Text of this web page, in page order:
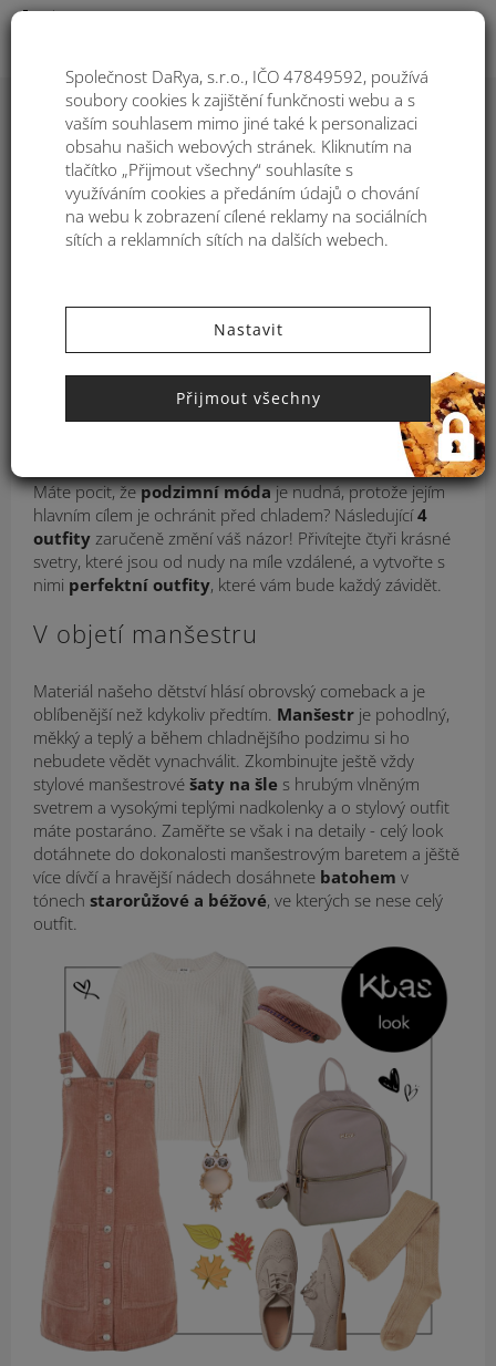
Svetr v hlavní roli:
dokonalé podzimní
outfity
Žádný kousek oblečení nepatří k podzimu více než teplý,
měkoučký svetr, který ochrání před studeným větrem, ale
zároveň vytvoří dokonalý outfit. Pokud i vy patříte mezi
milovnice velkých svetrů, čtěte dál a inspirujte se čtyřmi
Máte pocit, žepodzimní módaje nudná, protože jejím
hlavním cílem je ochránit před chladem? Následující4
outfity zaručeně změní váš názor! Přivítejte čtyři krásné
svetry, které jsou od nudy na míle vzdálené, a vytvořte s
nimi perfektní outfity, které vám bude každý závidět.
V objetí manšestru
Materiál našeho dětství hlásí obrovský comeback a je
oblíbenější než kdykoliv předtím. Manšestr je pohodlný,
měkký a teplý a během chladnějšího podzimu si ho
nebudete vědět vynachválit. Zkombinujte ještě vždy
stylové manšestrové šaty na šle s hrubým vlněným
svetrem a vysokými teplými nadkolenky a o stylový outfit
máte postaráno. Zaměřte se však i na detaily - celý look
dotáhnete do dokonalosti manšestrovým baretem a jěště
více dívčí a hravější nádech dosáhnete batohem v
tónech starorůžové a béžové, ve kterých se nese celý
outfit.
Společnost DaRya, s.r.o., IČO 47849592, používá
soubory cookies k zajištění funkčnosti webu a s
vaším souhlasem mimo jiné také k personalizaci
obsahu našich webových stránek. Kliknutím na
tlačítko „Přijmout všechny“ souhlasíte s
využíváním cookies a předáním údajů o chování
na webu k zobrazení cílené reklamy na sociálních
sítích a reklamních sítích na dalších webech.
Nastavit
Přijmout všechny